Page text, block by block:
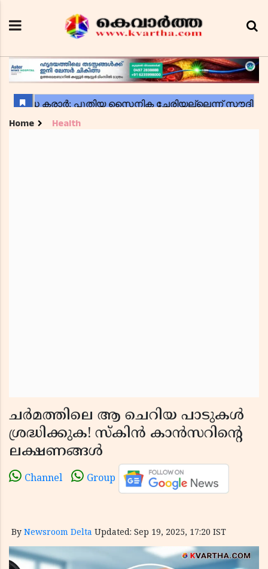
Home Health
ചർമത്തിലെ ആ ചെറിയ പാടുകൾ
ശ്രദ്ധിക്കുക! സ്കിൻ കാൻസറിന്റെ
ലക്ഷണങ്ങൾ
Channel Group
By Newsroom Delta Updated: Sep 19, 2025, 17:20 IST